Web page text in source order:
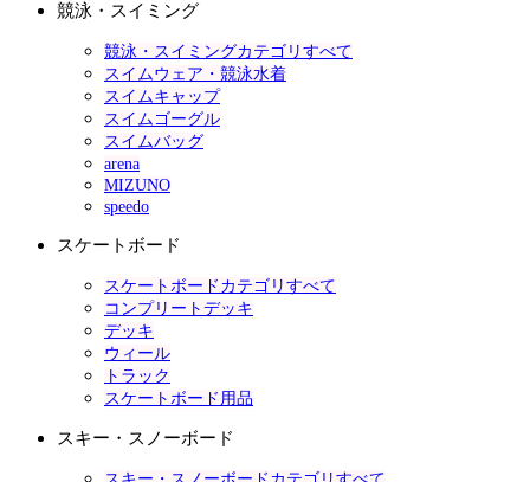
競泳・スイミング
競泳・スイミングカテゴリすべて
スイムウェア・競泳水着
スイムキャップ
スイムゴーグル
スイムバッグ
arena
MIZUNO
speedo
スケートボード
スケートボードカテゴリすべて
コンプリートデッキ
デッキ
ウィール
トラック
スケートボード用品
スキー・スノーボード